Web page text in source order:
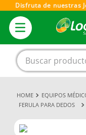
Disfruta de nuestras
Buscar producto,
EQUIPOS
FERULA PARA DEDOS